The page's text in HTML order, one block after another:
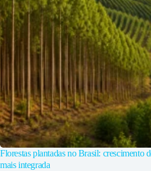
Florestas plantadas no Brasil: crescimento
mais integrada